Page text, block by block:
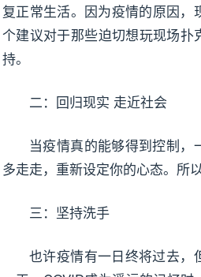
复正常生活。因为疫情的原因
个建议对于那些迫切想玩现场
持。
二：回归现实 走近社会
当疫情真的能够得到控制，
多走走，重新设定你的心态。所
三：坚持洗手
也许疫情有一日终将过去，